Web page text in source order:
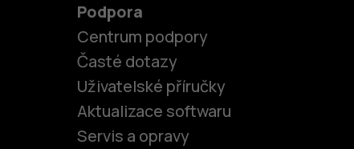
Podpora
Centrum podpory
Časté dotazy
Uživatelské příručky
Aktualizace softwaru
Servis a opravy